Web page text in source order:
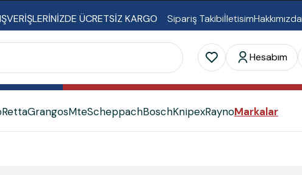
ÜCRETSİZ KARGO Sipariş TakibiİletisimHakkımızda
Hesabım
RettaGrangosMteScheppachBoschKnipexRaynoMarkalar